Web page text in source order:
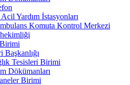
Acil Yardım İstasyonları
Komuta Kontrol Merkezi
Başkanlığı
Tesisleri Birimi
Dökümanları
Birimi